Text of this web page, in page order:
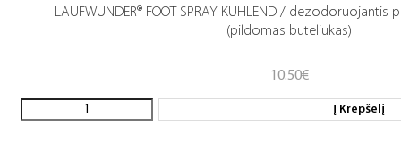
LAUFWUNDER® FOOT SPRAY KUHLEND / dezodoruojantis
(pildomas buteliukas)
10.50€
Į Krepšelį